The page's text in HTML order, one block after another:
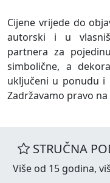
Cijene vrijede do
autorski i u
partnera za
simbolične, a
uključeni u ponudu i
Zadržavamo pravo
STRUČNA
Više od 15 godina,